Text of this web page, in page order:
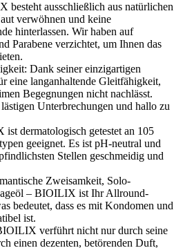
ausschließlich aus natürlichen
verwöhnen und keine
hinterlassen. Wir haben auf
Parabene verzichtet, um Ihnen das
Dank seiner einzigartigen
eine langanhaltende Gleitfähigkeit,
Begegnungen nicht nachlässt.
Unterbrechungen und hallo zu
dermatologisch getestet an 105
geeignet. Es ist pH-neutral und
Stellen geschmeidig und
Zweisamkeit, Solo-
– BIOILIX ist Ihr Allround-
bedeutet, dass es mit Kondomen und
ist.
verführt nicht nur durch seine
einen dezenten, betörenden Duft,